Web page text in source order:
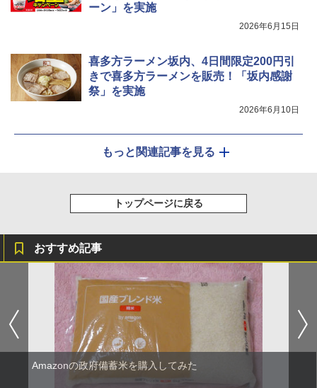
ーン」を実施
2026年6月15日
喜多方ラーメン坂内、4日間限定200円引
きで喜多方ラーメンを販売！「坂内感謝
祭」を実施
2026年6月10日
もっと関連記事を見る
トップページに戻る
おすすめ記事
Amazonの政府備蓄米を購入してみた